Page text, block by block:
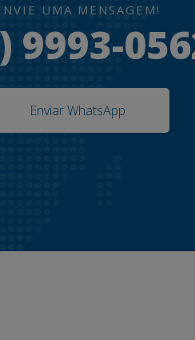
UMA MENSAGEM!
9993-
Enviar WhatsApp